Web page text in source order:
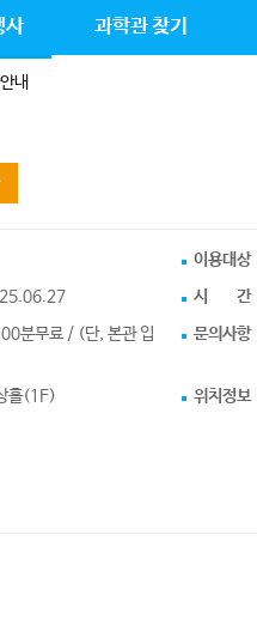
사
내
과학관 찾기
이용대상
시 간
분무료 / (단, 본관 입
문의사항
홀(1F) 위치정보